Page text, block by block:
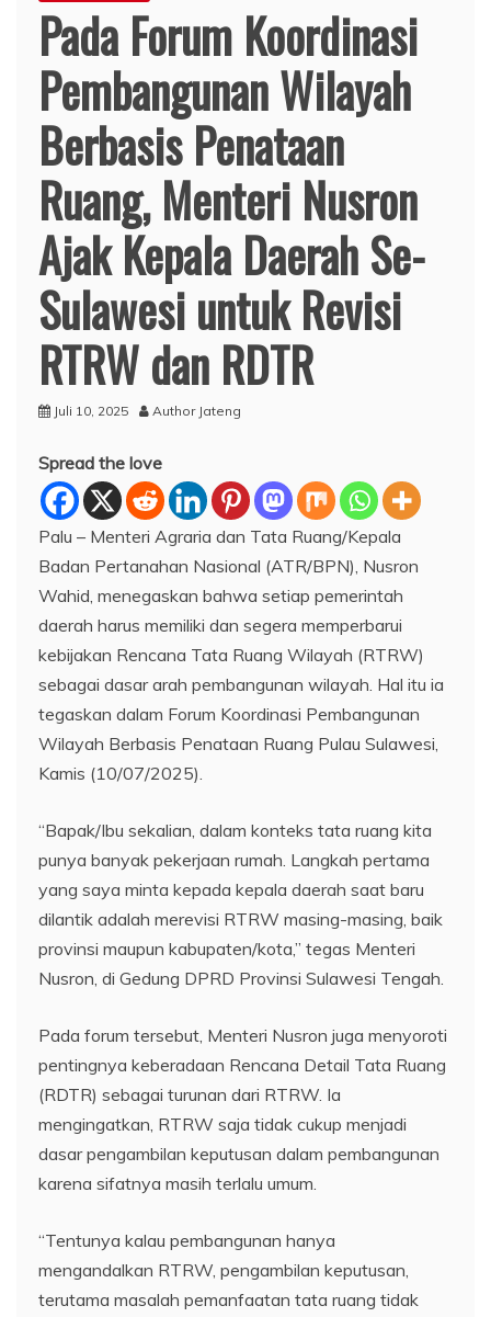
Pada Forum Koordinasi
Pembangunan Wilayah
Berbasis Penataan
Ruang, Menteri Nusron
Ajak Kepala Daerah Se-
Sulawesi untuk Revisi
RTRW dan RDTR
Juli 10, 2025 Author Jateng
Spread the love
Palu – Menteri Agraria dan Tata Ruang/Kepala
Badan Pertanahan Nasional (ATR/BPN), Nusron
Wahid, menegaskan bahwa setiap pemerintah
daerah harus memiliki dan segera memperbarui
kebijakan Rencana Tata Ruang Wilayah (RTRW)
sebagai dasar arah pembangunan wilayah. Hal itu ia
tegaskan dalam Forum Koordinasi Pembangunan
Wilayah Berbasis Penataan Ruang Pulau Sulawesi,
Kamis (10/07/2025).
“Bapak/Ibu sekalian, dalam konteks tata ruang kita
punya banyak pekerjaan rumah. Langkah pertama
yang saya minta kepada kepala daerah saat baru
dilantik adalah merevisi RTRW masing-masing, baik
provinsi maupun kabupaten/kota,” tegas Menteri
Nusron, di Gedung DPRD Provinsi Sulawesi Tengah.
Pada forum tersebut, Menteri Nusron juga menyoroti
pentingnya keberadaan Rencana Detail Tata Ruang
(RDTR) sebagai turunan dari RTRW. Ia
mengingatkan, RTRW saja tidak cukup menjadi
dasar pengambilan keputusan dalam pembangunan
karena sifatnya masih terlalu umum.
“Tentunya kalau pembangunan hanya
mengandalkan RTRW, pengambilan keputusan,
terutama masalah pemanfaatan tata ruang tidak